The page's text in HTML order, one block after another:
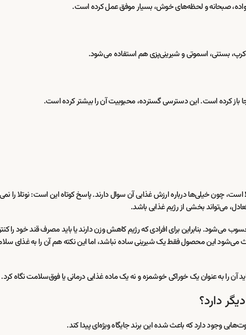
صبحانه و لحظه‌های خوش، بسیار موفق عمل کرده است.
کرپ، بستنی، اسموتی و شیرینی‌پزی هم استفاده می‌شود.
باز کرده است. این دسترسی گسترده، محبوبیت آن را بیشتر کرده است.
است، چون خیلی‌ها درباره ارزش غذایی آن سوال دارند. پاسخ کوتاه این است: نوتلا را
می‌تواند بخشی از رژیم غذایی باشد.
می‌شود. بنابراین برای افرادی که رژیم کاهش وزن دارند یا باید مصرف قند خود را
می‌شود این محصول فقط یک شیرینی ساده نباشد، اما این نکته هم آن را به غذای
آن را به عنوان یک خوراکی خوشمزه و نه یک ماده غذایی درمانی یا فوق‌سلامت نگاه کرد.
دارد؟
وجود دارد که باعث شده این برند جایگاه ویژه‌ای پیدا کند.